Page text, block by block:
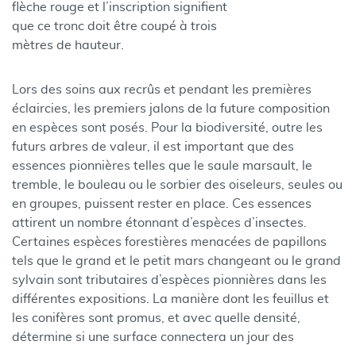
flèche rouge et l’inscription signifient
que ce tronc doit être coupé à trois
mètres de hauteur.
Lors des soins aux recrûs et pendant les premières
éclaircies, les premiers jalons de la future composition
en espèces sont posés. Pour la biodiversité, outre les
futurs arbres de valeur, il est important que des
essences pionnières telles que le saule marsault, le
tremble, le bouleau ou le sorbier des oiseleurs, seules ou
en groupes, puissent rester en place. Ces essences
attirent un nombre étonnant d’espèces d’insectes.
Certaines espèces forestières menacées de papillons
tels que le grand et le petit mars changeant ou le grand
sylvain sont tributaires d’espèces pionnières dans les
différentes expositions. La manière dont les feuillus et
les conifères sont promus, et avec quelle densité,
détermine si une surface connectera un jour des